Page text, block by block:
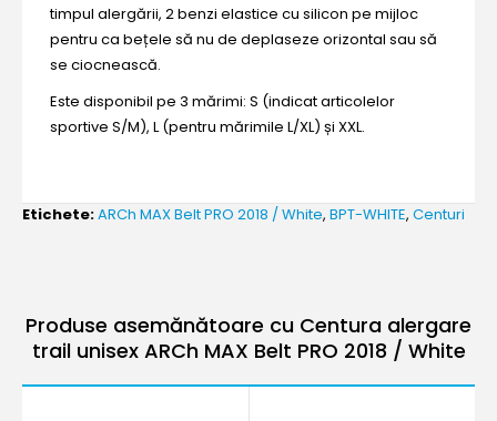
timpul alergării, 2 benzi elastice cu silicon pe mijloc
pentru ca bețele să nu de deplaseze orizontal sau să
se ciocnească.
Este disponibil pe 3 mărimi: S (indicat articolelor
sportive S/M), L (pentru mărimile L/XL) și XXL.
Etichete:ARCh MAX Belt PRO 2018 / White, BPT-WHITE, Centuri
Produse asemănătoare cu Centura alergare
trail unisex ARCh MAX Belt PRO 2018 / White